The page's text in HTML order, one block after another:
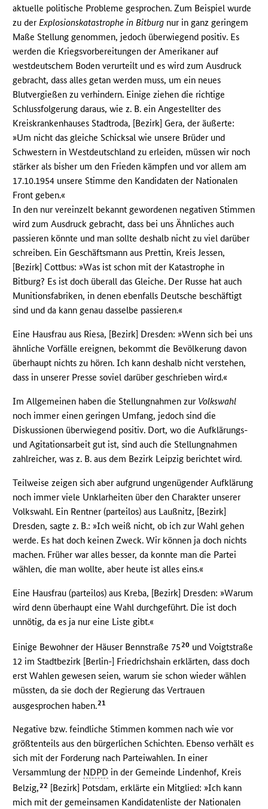
aktuelle politische Probleme gesprochen. Zum Beispiel wurde
zu der Explosionskatastrophe in Bitburg nur in ganz geringem
Maße Stellung genommen, jedoch überwiegend positiv. Es
werden die Kriegsvorbereitungen der Amerikaner auf
westdeutschem Boden verurteilt und es wird zum Ausdruck
gebracht, dass alles getan werden muss, um ein neues
Blutvergießen zu verhindern. Einige ziehen die richtige
Schlussfolgerung daraus, wie z. B. ein Angestellter des
Kreiskrankenhauses Stadtroda, [Bezirk] Gera, der äußerte:
»Um nicht das gleiche Schicksal wie unsere Brüder und
Schwestern in Westdeutschland zu erleiden, müssen wir noch
stärker als bisher um den Frieden kämpfen und vor allem am
17.10.1954 unsere Stimme den Kandidaten der Nationalen
Front geben.«
In den nur vereinzelt bekannt gewordenen negativen Stimmen
wird zum Ausdruck gebracht, dass bei uns Ähnliches auch
passieren könnte und man sollte deshalb nicht zu viel darüber
schreiben. Ein Geschäftsmann aus Prettin, Kreis Jessen,
[Bezirk] Cottbus: »Was ist schon mit der Katastrophe in
Bitburg? Es ist doch überall das Gleiche. Der Russe hat auch
Munitionsfabriken, in denen ebenfalls Deutsche beschäftigt
sind und da kann genau dasselbe passieren.«
Eine Hausfrau aus Riesa, [Bezirk] Dresden: »Wenn sich bei uns
ähnliche Vorfälle ereignen, bekommt die Bevölkerung davon
überhaupt nichts zu hören. Ich kann deshalb nicht verstehen,
dass in unserer Presse soviel darüber geschrieben wird.«
Im Allgemeinen haben die Stellungnahmen zur Volkswahl
noch immer einen geringen Umfang, jedoch sind die
Diskussionen überwiegend positiv. Dort, wo die Aufklärungs-
und Agitationsarbeit gut ist, sind auch die Stellungnahmen
zahlreicher, was z. B. aus dem Bezirk Leipzig berichtet wird.
Teilweise zeigen sich aber aufgrund ungenügender Aufklärung
noch immer viele Unklarheiten über den Charakter unserer
Volkswahl. Ein Rentner (parteilos) aus Laußnitz, [Bezirk]
Dresden, sagte z. B.: »Ich weiß nicht, ob ich zur Wahl gehen
werde. Es hat doch keinen Zweck. Wir können ja doch nichts
machen. Früher war alles besser, da konnte man die Partei
wählen, die man wollte, aber heute ist alles eins.«
Eine Hausfrau (parteilos) aus Kreba, [Bezirk] Dresden: »Warum
wird denn überhaupt eine Wahl durchgeführt. Die ist doch
unnötig, da es ja nur eine Liste gibt.«
Einige Bewohner der Häuser Bennstraße 7520 und Voigtstraße
12 im Stadtbezirk [Berlin-] Friedrichshain erklärten, dass doch
erst Wahlen gewesen seien, warum sie schon wieder wählen
müssten, da sie doch der Regierung das Vertrauen
ausgesprochen haben.21
Negative bzw. feindliche Stimmen kommen nach wie vor
größtenteils aus den bürgerlichen Schichten. Ebenso verhält es
sich mit der Forderung nach Parteiwahlen. In einer
Versammlung der NDPD in der Gemeinde Lindenhof, Kreis
Belzig,22 [Bezirk] Potsdam, erklärte ein Mitglied: »Ich kann
mich mit der gemeinsamen Kandidatenliste der Nationalen